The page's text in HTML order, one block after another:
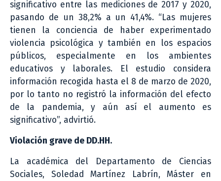
significativo entre las mediciones de 2017 y 2020,
pasando de un 38,2% a un 41,4%. “Las mujeres
tienen la conciencia de haber experimentado
violencia psicológica y también en los espacios
públicos, especialmente en los ambientes
educativos y laborales. El estudio considera
información recogida hasta el 8 de marzo de 2020,
por lo tanto no registró la información del efecto
de la pandemia, y aún así el aumento es
significativo”, advirtió.
Violación grave de DD.HH.
La académica del Departamento de Ciencias
Sociales, Soledad Martínez Labrín, Máster en